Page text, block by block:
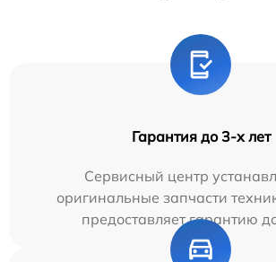
Гарантия до 3-х лет
Сервисный центр
оригинальные запчасти
предоставляет гарантию